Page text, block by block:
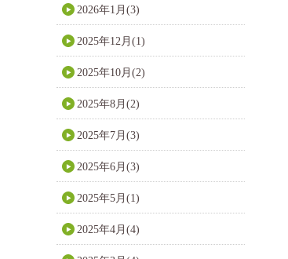
2026年1月(3)
2025年12月(1)
2025年10月(2)
2025年8月(2)
2025年7月(3)
2025年6月(3)
2025年5月(1)
2025年4月(4)